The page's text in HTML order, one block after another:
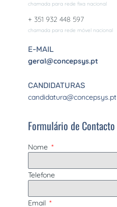
chamada para rede fixa nacional
+ 351 932 448 597
chamada para rede móvel nacional
E-MAIL
geral@concepsys.pt
CANDIDATURAS
candidatura@concepsys.pt
Formulário de Contacto
Nome
Telefone
Email